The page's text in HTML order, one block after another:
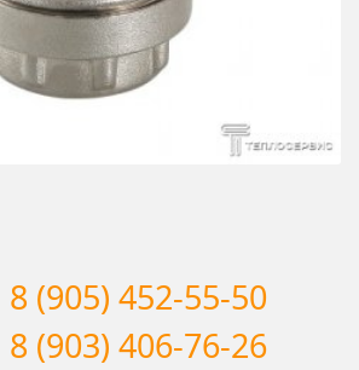
8 (905) 452-55-50
8 (903) 406-76-26